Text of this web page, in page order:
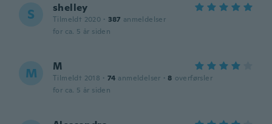
S shelley
Tilmeldt 2020 · 387 anmeldelser
for ca. 5 år siden
M M
Tilmeldt 2018 · 74 anmeldelser · 8 overførsler
for ca. 5 år siden